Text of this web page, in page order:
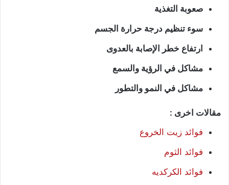
صعوبة التغذية
سوء تنظيم درجة حرارة الجسم
ارتفاع خطر الإصابة بالعدوى
مشاكل في الرؤية والسمع
مشاكل في النمو والتطور
مقالات اخرى :
فوائد زيت الخروع
فوائد الثوم
فوائد الكركديه